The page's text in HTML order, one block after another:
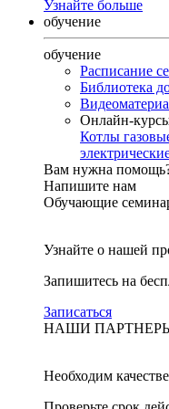
Узнайте больше
обучение
обучение
Расписание
Библиотека
Онлайн-
Котлы
Вам нужна
Напишите нам
Обучающие
Узнайте о нашей
Запишитесь на
Записаться
НАШИ
Необходим